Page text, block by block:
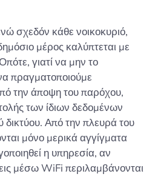
σχεδόν κάθε νοικοκυριό,
μέρος καλύπτεται με
γιατί να μην το
πραγματοποιούμε
την άποψη του παρόχου,
των ίδιων δεδομένων
δικτύου. Από την πλευρά του
μόνο μερικά αγγίγματα
η υπηρεσία, αν
μέσω WiFi περιλαμβάνονται